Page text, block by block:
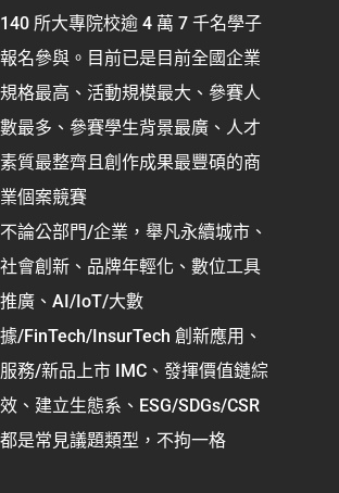
140 所大專院校逾 4 萬 7 千名學子
報名參與。目前已是目前全國企業
規格最高、活動規模最大、參賽人
數最多、參賽學生背景最廣、人才
素質最整齊且創作成果最豐碩的商
業個案競賽
不論公部門/企業，舉凡永續城市、
社會創新、品牌年輕化、數位工具
推廣、AI/IoT/大數
據/FinTech/InsurTech 創新應用、
服務/新品上市 IMC、發揮價值鏈綜
效、建立生態系、ESG/SDGs/CSR
都是常見議題類型，不拘一格